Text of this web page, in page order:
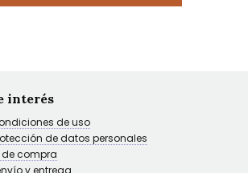
interés
de uso
de datos personales
compra
y entrega